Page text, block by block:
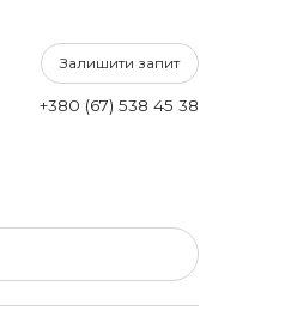
Залишити запит
+380 (67) 538 45 38